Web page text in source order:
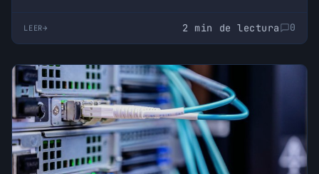
LEER 2 min de lectura 0